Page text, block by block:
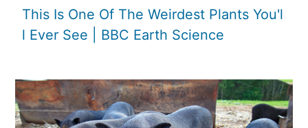
This Is One Of The Weirdest Plants You'l
l Ever See | BBC Earth Science